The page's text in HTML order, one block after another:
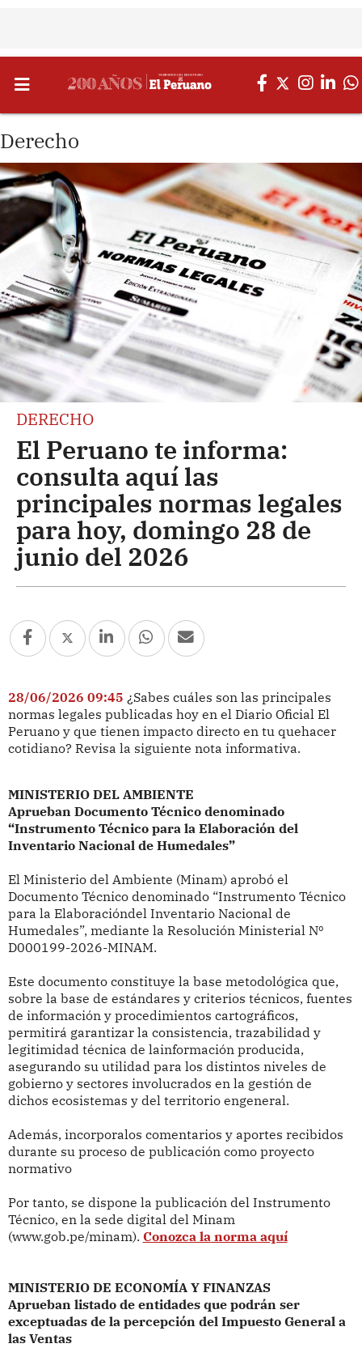
Derecho
DERECHO
El Peruano te informa:
consulta aquí las
principales normas legales
para hoy, domingo 28 de
junio del 2026
28/06/2026 09:45 ¿Sabes cuáles son las principales
normas legales publicadas hoy en el Diario Oficial El
Peruano y que tienen impacto directo en tu quehacer
cotidiano? Revisa la siguiente nota informativa.
MINISTERIO DEL AMBIENTE
Aprueban Documento Técnico denominado
“Instrumento Técnico para la Elaboración del
Inventario Nacional de Humedales”
El Ministerio del Ambiente (Minam) aprobó el
Documento Técnico denominado “Instrumento Técnico
para la Elaboracióndel Inventario Nacional de
Humedales”, mediante la Resolución Ministerial Nº
D000199-2026-MINAM.
Este documento constituye la base metodológica que,
sobre la base de estándares y criterios técnicos, fuentes
de información y procedimientos cartográficos,
permitirá garantizar la consistencia, trazabilidad y
legitimidad técnica de lainformación producida,
asegurando su utilidad para los distintos niveles de
gobierno y sectores involucrados en la gestión de
dichos ecosistemas y del territorio engeneral.
Además, incorporalos comentarios y aportes recibidos
durante su proceso de publicación como proyecto
normativo
Por tanto, se dispone la publicación del Instrumento
Técnico, en la sede digital del Minam
(www.gob.pe/minam). Conozca la norma aquí
MINISTERIO DE ECONOMÍA Y FINANZAS
Aprueban listado de entidades que podrán ser
exceptuadas de la percepción del Impuesto General a
las Ventas